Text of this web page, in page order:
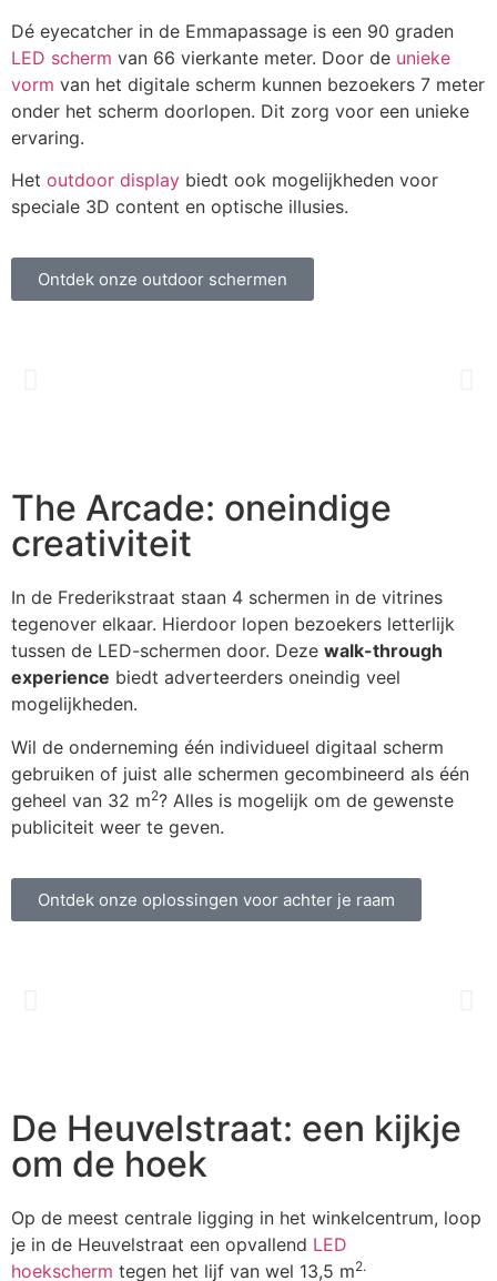
Dé eyecatcher in de Emmapassage is een 90 graden
LED scherm van 66 vierkante meter. Door de unieke
vorm van het digitale scherm kunnen bezoekers 7 meter
onder het scherm doorlopen. Dit zorg voor een unieke
ervaring.
Het outdoor display biedt ook mogelijkheden voor
speciale 3D content en optische illusies.
Ontdek onze outdoor schermen
The Arcade: oneindige
creativiteit
In de Frederikstraat staan 4 schermen in de vitrines
tegenover elkaar. Hierdoor lopen bezoekers letterlijk
tussen de LED-schermen door. Deze walk-through
experience biedt adverteerders oneindig veel
mogelijkheden.
Wil de onderneming één individueel digitaal scherm
gebruiken of juist alle schermen gecombineerd als één
geheel van 32 m2? Alles is mogelijk om de gewenste
publiciteit weer te geven.
Ontdek onze oplossingen voor achter je raam
De Heuvelstraat: een kijkje
om de hoek
Op de meest centrale ligging in het winkelcentrum, loop
je in de Heuvelstraat een opvallend LED
hoekscherm tegen het lijf van wel 13,5 m2.